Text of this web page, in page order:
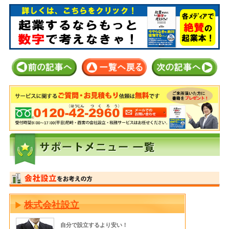
株式会社設立
自分で設立するより安い！